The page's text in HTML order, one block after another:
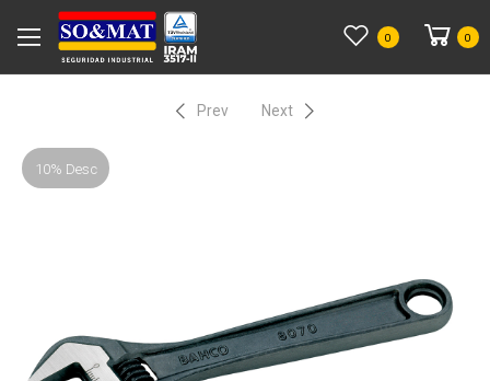
0 0
Prev Next
10% Desc